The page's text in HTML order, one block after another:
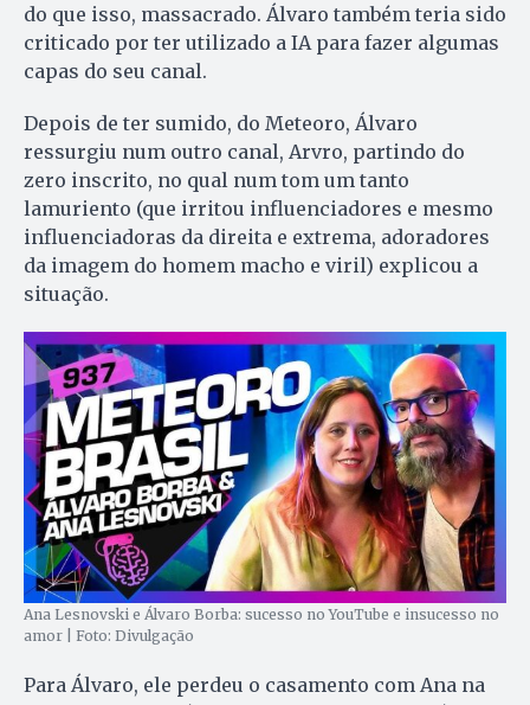
do que isso, massacrado. Álvaro também teria sido
criticado por ter utilizado a IA para fazer algumas
capas do seu canal.
Depois de ter sumido, do Meteoro, Álvaro
ressurgiu num outro canal, Arvro, partindo do
zero inscrito, no qual num tom um tanto
lamuriento (que irritou influenciadores e mesmo
influenciadoras da direita e extrema, adoradores
da imagem do homem macho e viril) explicou a
situação.
Ana Lesnovski e Álvaro Borba: sucesso no YouTube e insucesso no
amor | Foto: Divulgação
Para Álvaro, ele perdeu o casamento com Ana na